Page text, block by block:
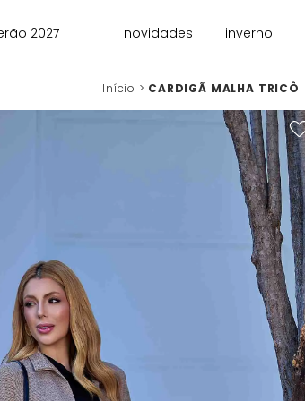
2027 novidades inverno
Início CARDIGÃ MALHA TRICÔ